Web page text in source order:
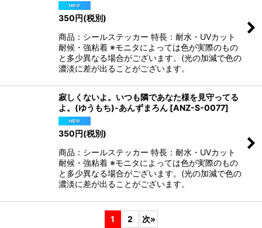
350円(税別)
商品：シールステッカー 特長：耐水・UVカット
耐候・強粘着 ※モニタによっては色が実際のもの
と多少異なる場合がございます。(光の加減で色の
濃淡に差が出ることがございます。
寂しくないよ。いつも隣であなた様を見守ってる
よ。(ゆうもち)-あんずまろん [ANZ-S-0077]
350円(税別)
商品：シールステッカー 特長：耐水・UVカット
耐候・強粘着 ※モニタによっては色が実際のもの
と多少異なる場合がございます。(光の加減で色の
濃淡に差が出ることがございます。
1 2 次»